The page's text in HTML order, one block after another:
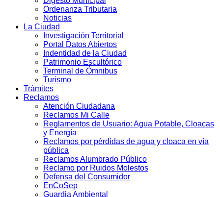
Ordenanza Tributaria
Noticias
La Ciudad
Investigación Territorial
Portal Datos Abiertos
Indentidad de la Ciudad
Patrimonio Escultórico
Terminal de Ómnibus
Turismo
Trámites
Reclamos
Atención Ciudadana
Reclamos Mi Calle
Reglamentos de Usuario: Agua Potable, Cloacas
y Energía
Reclamos por pérdidas de agua y cloaca en vía
pública
Reclamos Alumbrado Público
Reclamo por Ruidos Molestos
Defensa del Consumidor
EnCoSep
Guardia Ambiental